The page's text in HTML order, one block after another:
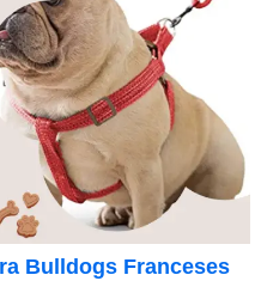
Bulldogs Franceses